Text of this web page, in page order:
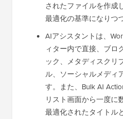
されたファイルを作成
最適化の基準になりつ
AIアシスタントは、
ィター内で直接、ブロ
ック、メタディスクリ
ル、ソーシャルメディ
す。また、Bulk AI
リスト画面から一度に
最適化されたタイトル